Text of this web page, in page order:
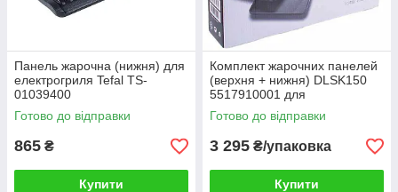
Панель жарочна (нижня) для
електрогриля Tefal TS-
01039400
Готово до відправки
865 ₴
Купити
Комплект жарочних панелей
(верхня + нижня) DLSK150
5517910001 для
електрогриля DeLonghi
Готово до відправки
3 295 ₴/упаковка
Купити